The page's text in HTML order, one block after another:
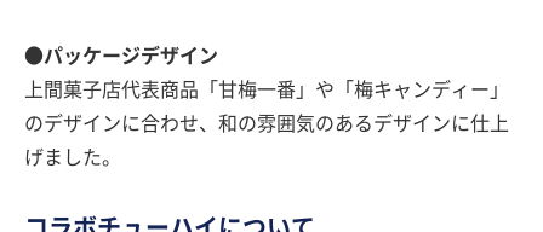
●パッケージデザイン
上間菓子店代表商品「甘梅一番」や「梅キャンディー」
のデザインに合わせ、和の雰囲気のあるデザインに仕上
げました。